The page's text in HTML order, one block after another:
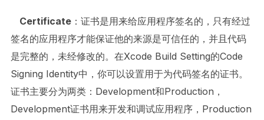
Certificate：证书是用来给应用程序签名的，只有经过
签名的应用程序才能保证他的来源是可信任的，并且代码
是完整的，未经修改的。在Xcode Build Setting的Code
Signing Identity中，你可以设置用于为代码签名的证书。
证书主要分为两类：Development和Production，
Development证书用来开发和调试应用程序，Production